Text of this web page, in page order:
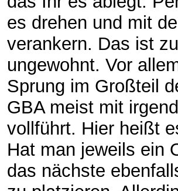
es drehen und mit
verankern. Das ist
ungewohnt. Vor
Sprung im Großteil
GBA meist mit
vollführt. Hier heißt
Hat man jeweils ein
das nächste